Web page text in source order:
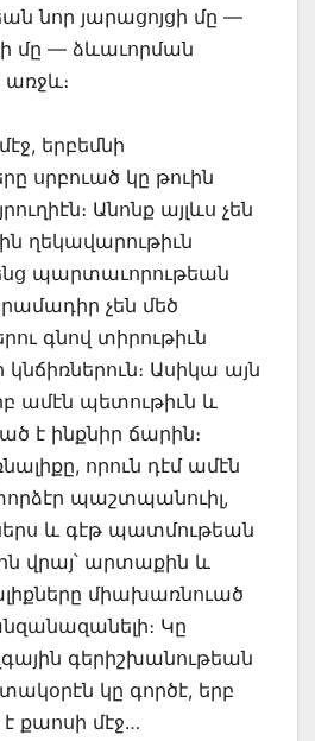
նոր յարացոյցի մը —
մը — ձևաւորման
երբեմնի
սրբուած կը թուին
Անոնք այլևս չեն
ղեկավարութիւն
պարտաւորութեան
չեն մեծ
գնով տիրութիւն
Ասիկա այն
ամէն պետութիւն և
է ինքնիր ճարին։
որուն դէմ ամէն
պաշտպանուիլ,
և գէթ պատմութեան
վրայ՝ արտաքին և
միախառնուած
Կը
գերիշխանութեան
կը գործէ, երբ
քաոսի մէջ…